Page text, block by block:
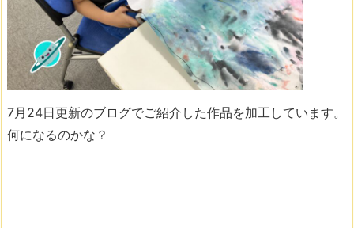
7月24日更新のブログでご紹介した作品を加工しています。
何になるのかな？